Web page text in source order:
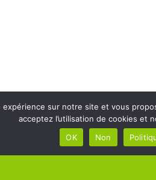
sur notre site et vous
acceptez l’utilisation de cookies et
OK
Non